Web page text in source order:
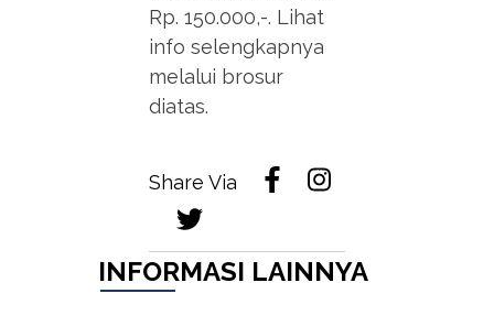
Rp. 150.000,-. Lihat
info selengkapnya
melalui brosur
diatas.
Share Via
INFORMASI LAINNYA